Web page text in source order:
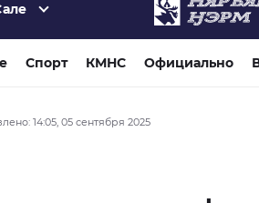
Спорт КМНС Официально
14:05, 05 сентября 2025